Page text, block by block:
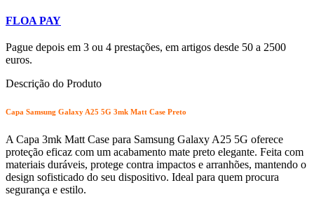
FLOA PAY
Pague depois em 3 ou 4 prestações, em artigos desde 50 a 2500
euros.
Descrição do Produto
Capa Samsung Galaxy A25 5G 3mk Matt Case Preto
A Capa 3mk Matt Case para Samsung Galaxy A25 5G oferece
proteção eficaz com um acabamento mate preto elegante. Feita com
materiais duráveis, protege contra impactos e arranhões, mantendo o
design sofisticado do seu dispositivo. Ideal para quem procura
segurança e estilo.